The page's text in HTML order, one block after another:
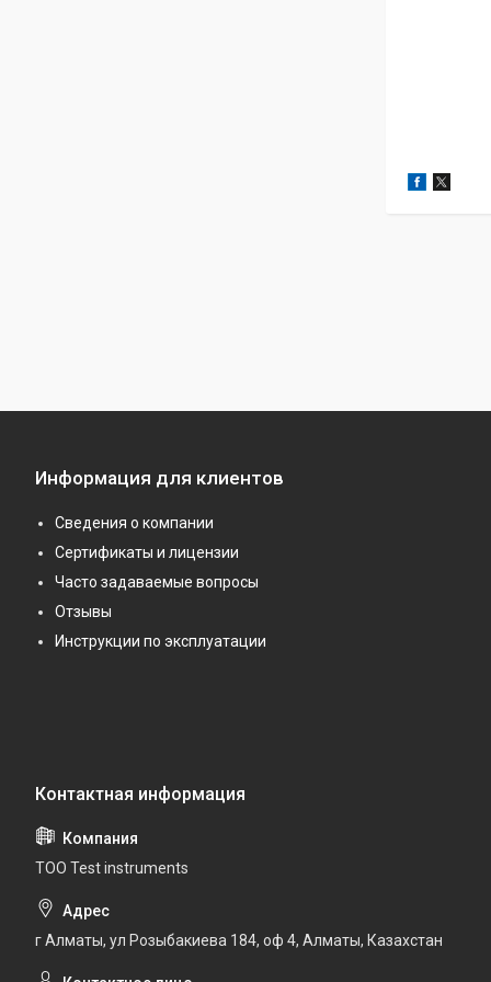
Информация для клиентов
Сведения о компании
Сертификаты и лицензии
Часто задаваемые вопросы
Отзывы
Инструкции по эксплуатации
ТОО Test instruments
г Алматы, ул Розыбакиева 184, оф 4, Алматы, Казахстан